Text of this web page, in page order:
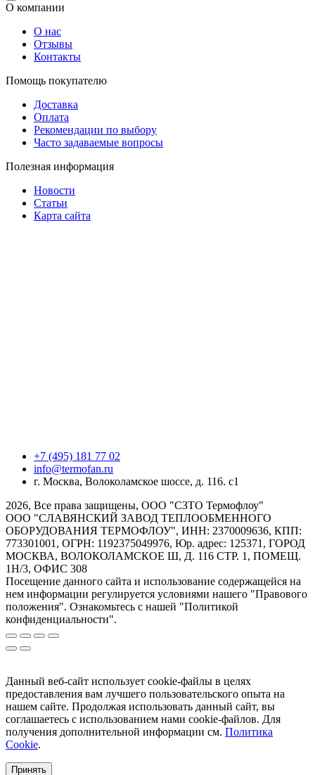
О компании
О нас
Отзывы
Контакты
Помощь покупателю
Доставка
Оплата
Рекомендации по выбору
Часто задаваемые вопросы
Полезная информация
Новости
Статьи
Карта сайта
+7 (495) 181 77 02
info@termofan.ru
г. Москва, Волоколамское шоссе, д. 116. с1
2026, Все права защищены, ООО "СЗТО Термофлоу"
ООО "СЛАВЯНСКИЙ ЗАВОД ТЕПЛООБМЕННОГО
ОБОРУДОВАНИЯ ТЕРМОФЛОУ", ИНН: 2370009636, КПП:
773301001, ОГРН: 1192375049976, Юр. адрес: 125371, ГОРОД
МОСКВА, ВОЛОКОЛАМСКОЕ Ш, Д. 116 СТР. 1, ПОМЕЩ.
1Н/3, ОФИС 308
Посещение данного сайта и использование содержащейся на
нем информации регулируется условиями нашего "Правового
положения". Ознакомьтесь с нашей "Политикой
конфиденциальности".
Данный веб-сайт использует cookie-файлы в целях
предоставления вам лучшего пользовательского опыта на
нашем сайте. Продолжая использовать данный сайт, вы
соглашаетесь с использованием нами cookie-файлов. Для
получения дополнительной информации см. Политика
Cookie.
Принять